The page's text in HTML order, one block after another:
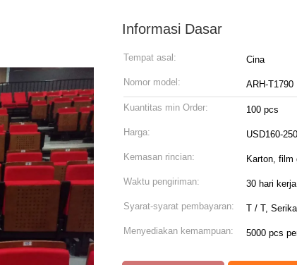
Informasi Dasar
Tempat asal: Cina
Nomor model: ARH-T1790
Kuantitas min Order: 100 pcs
Harga: USD160-
Kemasan rincian: Karton, film
Waktu pengiriman: 30 hari kerja
Syarat-syarat pembayaran: T / T,
Menyediakan kemampuan: 5000 pcs